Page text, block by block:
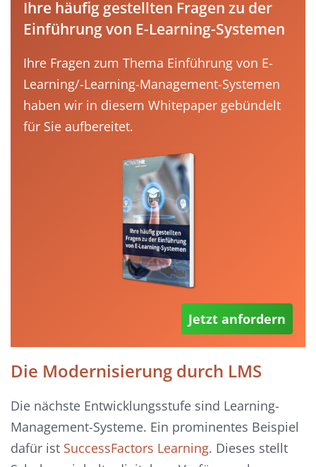
Ihre häufig gestellten Fragen zu der
Einführung von E-Learning-Systemen
Ihre Fragen zum Thema Einführung von E-
Learning/-Learning-Management-Systemen
haben wir in diesem Whitepaper gebündelt
für Sie aufbereitet.
Jetzt anfordern
Die Modernisierung durch LMS
Die nächste Entwicklungsstufe sind Learning-
Management-Systeme. Ein prominentes Beispiel
dafür ist SuccessFactors Learning. Dieses stellt